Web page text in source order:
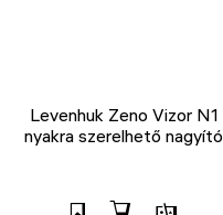
Levenhuk Zeno Vizor N1
nyakra szerelhető nagyító